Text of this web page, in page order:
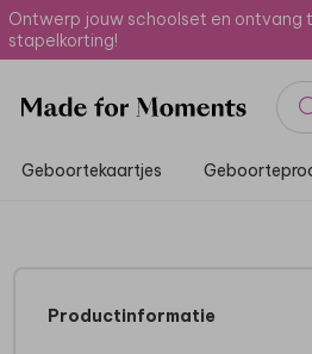
Ontwerp jouw schoolset en ontvang
stapelkorting!
Geboortekaartjes
Productinformatie